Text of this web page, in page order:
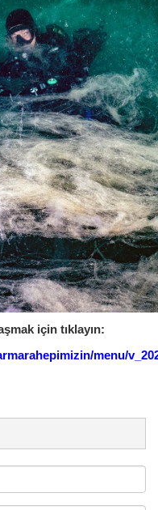
için tıklayın:
menu/